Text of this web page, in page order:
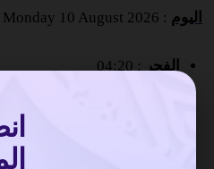
اليوم : Monday 10 August 2026
الفجر : 04:20